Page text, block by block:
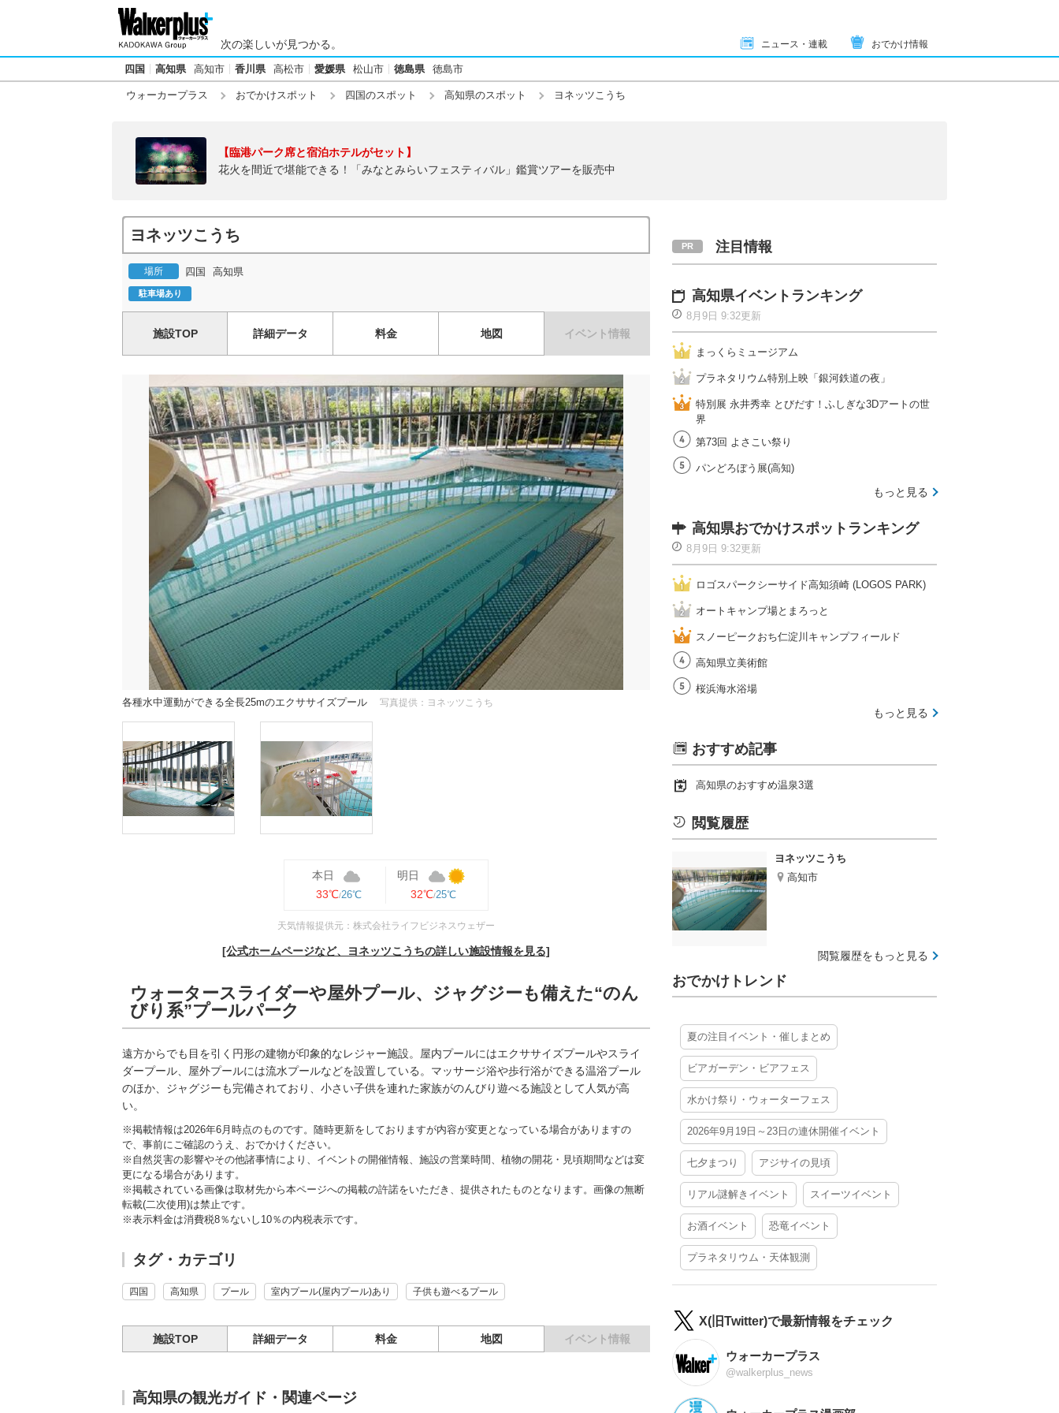
次の楽しいが見つかる。 ニュース・連載 おでかけ情報
四国 高知県 高知市 香川県 高松市 愛媛県 松山市 徳島県 徳島市
ウォーカープラス おでかけスポット 四国のスポット 高知県のスポット ヨネッツこうち
【臨港パーク席と宿泊ホテルがセット】
花火を間近で堪能できる！「みなとみらいフェスティバル」鑑賞ツアーを販売中
ヨネッツこうち
場所 四国 高知県
駐車場あり
施設TOP 詳細データ 料金 地図 イベント情報
各種水中運動ができる全長25mのエクササイズプール 写真提供：ヨネッツこうち
本日
33℃ 26℃
明日
32℃ 25℃
天気情報提供元：株式会社ライフビジネスウェザー
[公式ホームページなど、ヨネッツこうちの詳しい施設情報を見る]
ウォータースライダーや屋外プール、ジャグジーも備えた“のん
びり系”プールパーク
遠方からでも目を引く円形の建物が印象的なレジャー施設。屋内プールにはエクササイズプールやスライ
ダープール、屋外プールには流水プールなどを設置している。マッサージ浴や歩行浴ができる温浴プール
のほか、ジャグジーも完備されており、小さい子供を連れた家族がのんびり遊べる施設として人気が高
い。
※掲載情報は2026年6月時点のものです。随時更新をしておりますが内容が変更となっている場合がありますの
で、事前にご確認のうえ、おでかけください。
※自然災害の影響やその他諸事情により、イベントの開催情報、施設の営業時間、植物の開花・見頃期間などは変
更になる場合があります。
※掲載されている画像は取材先から本ページへの掲載の許諾をいただき、提供されたものとなります。画像の無断
転載(二次使用)は禁止です。
※表示料金は消費税8％ないし10％の内税表示です。
タグ・カテゴリ
四国 高知県 プール 室内プール(屋内プール)あり 子供も遊べるプール
施設TOP 詳細データ 料金 地図 イベント情報
高知県の観光ガイド・関連ページ
注目情報
高知県イベントランキング
8月9日 9:32更新
まっくらミュージアム
プラネタリウム特別上映「銀河鉄道の夜」
特別展 永井秀幸 とびだす！ふしぎな3Dアートの世
界
第73回 よさこい祭り
パンどろぼう展(高知)
もっと見る
高知県おでかけスポットランキング
8月9日 9:32更新
ロゴスパークシーサイド高知須崎 (LOGOS PARK)
オートキャンプ場とまろっと
スノーピークおち仁淀川キャンプフィールド
高知県立美術館
桜浜海水浴場
もっと見る
おすすめ記事
高知県のおすすめ温泉3選
閲覧履歴
ヨネッツこうち
高知市
閲覧履歴をもっと見る
おでかけトレンド
夏の注目イベント・催しまとめ
ビアガーデン・ビアフェス
水かけ祭り・ウォーターフェス
2026年9月19日～23日の連休開催イベント
七夕まつり アジサイの見頃
リアル謎解きイベント スイーツイベント
お酒イベント 恐竜イベント
プラネタリウム・天体観測
X(旧Twitter)で最新情報をチェック
ウォーカープラス
@walkerplus_news